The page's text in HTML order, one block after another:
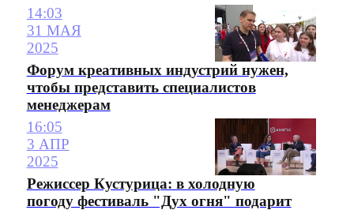
14:03
31 МАЯ
2025
Форум креативных индустрий нужен,
чтобы представить специалистов
менеджерам
16:05
3 АПР
2025
Режиссер Кустурица: в холодную
погоду фестиваль "Дух огня" подарит